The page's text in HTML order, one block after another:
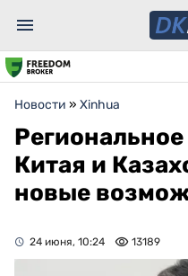
Новости » Xinhua
Китая и
новые
24 июня, 10:24 13189